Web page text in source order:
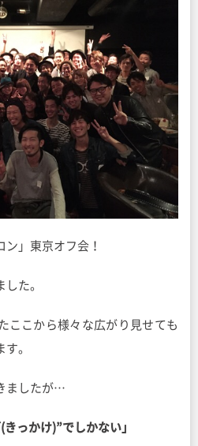
」東京オフ会！
た。
ここから様々な広がり見せても
。
ましたが…
っかけ)”でしかない」